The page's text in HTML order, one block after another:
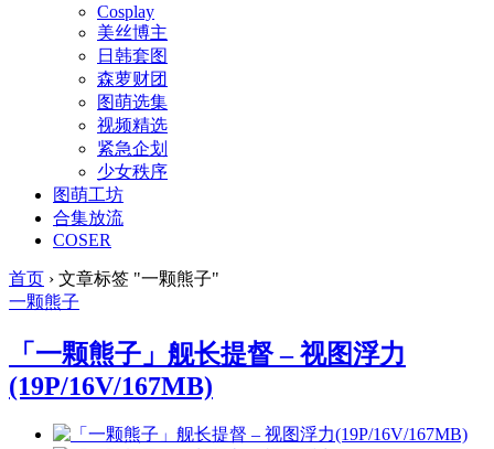
Cosplay
美丝博主
日韩套图
森萝财团
图萌选集
视频精选
紧急企划
少女秩序
图萌工坊
合集放流
COSER
首页 › 文章标签 "一颗熊子"
一颗熊子
「一颗熊子」舰长提督 – 视图浮力
(19P/16V/167MB)